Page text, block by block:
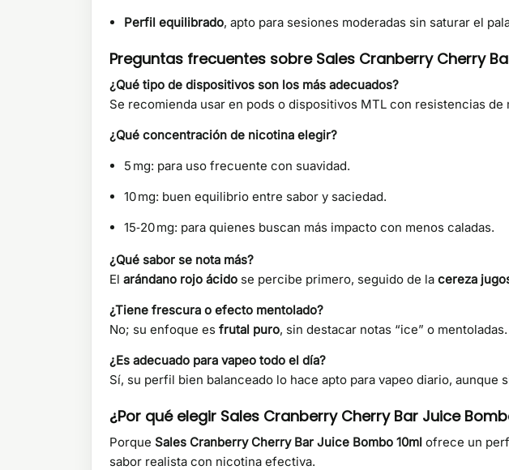
Perfil equilibrado, apto para sesiones moderadas sin saturar el
Preguntas frecuentes sobre Sales Cranberry Cherry
¿Qué tipo de dispositivos son los más adecuados?
Se recomienda usar en pods o dispositivos MTL con resistencias
¿Qué concentración de nicotina elegir?
5 mg: para uso frecuente con suavidad.
10 mg: buen equilibrio entre sabor y saciedad.
15‑20 mg: para quienes buscan más impacto con menos caladas.
¿Qué sabor se nota más?
El arándano rojo ácido se percibe primero, seguido de la cereza
¿Tiene frescura o efecto mentolado?
No; su enfoque es frutal puro, sin destacar notas “ice” o mentoladas.
¿Es adecuado para vapeo todo el día?
Sí, su perfil bien balanceado lo hace apto para vapeo diario,
¿Por qué elegir Sales Cranberry Cherry Bar Juice
Porque Sales Cranberry Cherry Bar Juice Bombo 10ml ofrece un
sabor realista con nicotina efectiva.